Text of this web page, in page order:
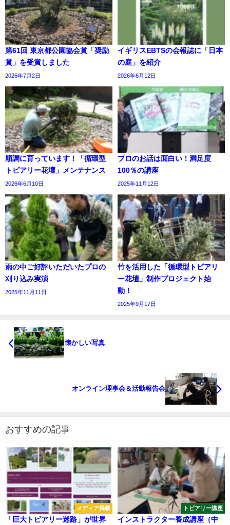
第61回 東京都公園協会賞「奨励
賞」を受賞しました
2026年7月2日
イギリスEBTSの会報誌に「日本
の庭」を紹介
2026年6月12日
順調に育っています！「循環型
トピアリー花壇」メンテナンス
2026年6月10日
プロのお話は面白い！満足度
100％の講座
2025年11月12日
雨の中ご好評いただいたプロの
刈り込み実演
2025年11月11日
竹を活用した「循環型トピアリ
ー花壇」制作プロジェクト始
動！
2025年9月17日
懐かしい写真
オンライン理事会＆活動報告会
おすすめの記事
メディア掲載
「巨大トピアリー迷路」が世界
トピアリー講座
インストラクター養成講座（中